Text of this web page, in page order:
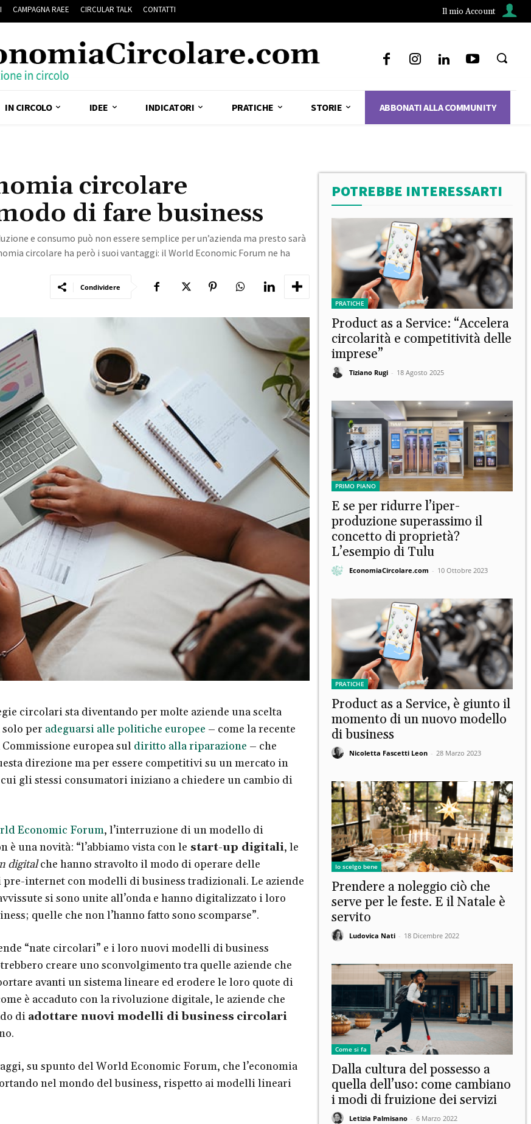
CAMPAGNA RAEE CIRCULAR TALK CONTATTI Il mio Account
IN CIRCOLO IDEE INDICATORI PRATICHE STORIE ABBONATI ALLA COMMUNITY
circolare
di fare business
e consumo può non essere semplice per un’azienda ma presto sarà
circolare ha però i suoi vantaggi: il World Economic Forum ne ha
Condividere
circolari sta diventando per molte aziende una scelta
per adeguarsi alle politiche europee – come la recente
europea sul diritto alla riparazione – che
direzione ma per essere competitivi su un mercato in
gli stessi consumatori iniziano a chiedere un cambio di
Economic Forum, l’interruzione di un modello di
è una novità: “l’abbiamo vista con le start-up digitali, le
digitalche hanno stravolto il modo di operare delle
pre-internet con modelli di business tradizionali. Le aziende
si sono unite all’onda e hanno digitalizzato i loro
quelle che non l’hanno fatto sono scomparse”.
“nate circolari” e i loro nuovi modelli di business
creare uno sconvolgimento tra quelle aziende che
avanti un sistema lineare ed erodere le loro quote di
è accaduto con la rivoluzione digitale, le aziende che
di adottare nuovi modelli di business circolari
su spunto delWorld Economic Forum, che l’economia
nel mondo del business, rispetto ai modelli lineari
POTREBBE INTERESSARTI
PRATICHE
Product as a Service: “Accelera
circolarità e competitività delle
imprese”
Tiziano Rugi - 18 Agosto 2025
PRIMO PIANO
E se per ridurre l’iper-
produzione superassimo il
concetto di proprietà?
L’esempio di Tulu
EconomiaCircolare.com - 10 Ottobre 2023
PRATICHE
Product as a Service, è giunto il
momento di un nuovo modello
di business
Nicoletta Fascetti Leon - 28 Marzo 2023
Io scelgo bene
Prendere a noleggio ciò che
serve per le feste. E il Natale è
servito
Ludovica Nati - 18 Dicembre 2022
Come si fa
Dalla cultura del possesso a
quella dell’uso: come cambiano
i modi di fruizione dei servizi
Letizia Palmisano - 6 Marzo 2022